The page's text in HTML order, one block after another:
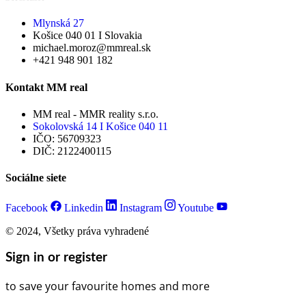
Mlynská 27
Košice 040 01 I Slovakia
michael.moroz@mmreal.sk
+421 948 901 182
Kontakt MM real
MM real - MMR reality s.r.o.
Sokolovská 14 I Košice 040 11
IČO: 56709323
DIČ: 2122400115
Sociálne siete
Facebook Linkedin Instagram
Youtube
© 2024, Všetky práva vyhradené
Sign in or register
to save your favourite homes and more